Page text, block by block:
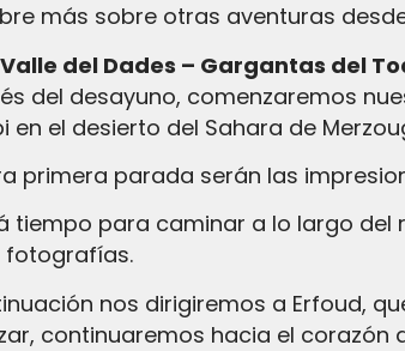
más sobre otras aventuras
del Dades – Gargantas del
del desayuno, comenzaremos
en el desierto del Sahara de
primera parada serán las
tiempo para caminar a lo largo
nos dirigiremos a Erfoud,
continuaremos hacia el corazón